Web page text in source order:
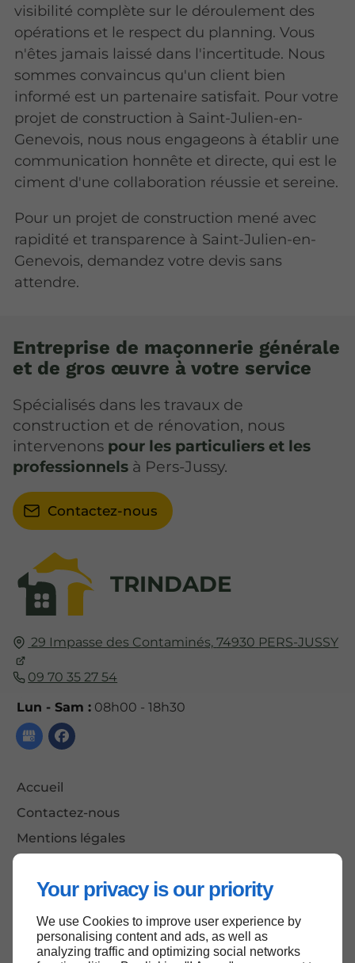
Your privacy is our priority
We use Cookies to improve user experience by
personalising content and ads, as well as
analyzing traffic and optimizing social networks
visibilité complète sur le déroulement des
opérations et le respect du planning. Vous
n'êtes jamais laissé dans l'incertitude. Nous
sommes convaincus qu'un client bien
informé est un partenaire satisfait. Pour votre
projet de construction à Saint-Julien-en-
Genevois, nous nous engageons à établir une
communication honnête et directe, qui est le
ciment d'une collaboration réussie et sereine.
Pour un projet de construction mené avec
rapidité et transparence à Saint-Julien-en-
Genevois, demandez votre devis sans
attendre.
TRINDADE
29 Impasse des Contaminés, 74930 PERS-JUSSY
09 70 35 27 54
Lun - Sam : 08h00 - 18h30
Accueil
Contactez-nous
Mentions légales
Entreprise de maçonnerie générale
et de gros œuvre à votre service
Spécialisés dans les travaux de
construction et de rénovation, nous
intervenons pour les particuliers et les
professionnels à Pers-Jussy.
Contactez-nous
Haut de page